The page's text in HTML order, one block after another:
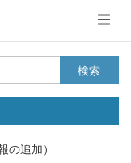
メ
ニ
ュ
ー
検索
追加）